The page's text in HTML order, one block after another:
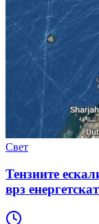
Свет
Тензиите
врз